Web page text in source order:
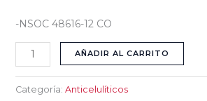
-NSOC 48616-12 CO
AÑADIR AL CARRITO
Categoría: Anticelulíticos